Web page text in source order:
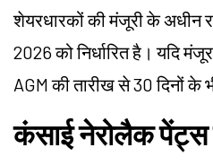
शेयरधारकों की मंजूरी के अधीन
2026 को निर्धारित है। यदि
AGM की तारीख से 30 दिनों के
कंसाई नेरोलैक पेंट्स